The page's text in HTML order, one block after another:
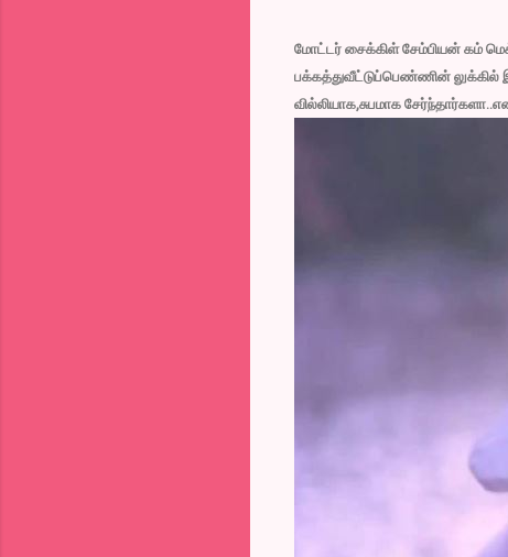
மோட்டர் சைக்கிள் சேம்பியன் கம்
பக்கத்துவீட்டுப்பெண்ணின் லுக்கில்
வில்லியாக,சுபமாக